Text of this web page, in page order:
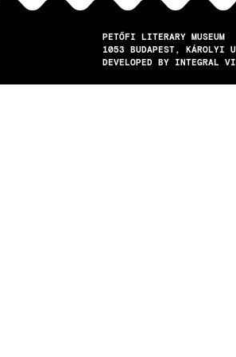
PETŐFI LITERARY MUSEUM
1053
BUDAPEST
KÁROLYI
DEVELOPED BY INTEGRAL